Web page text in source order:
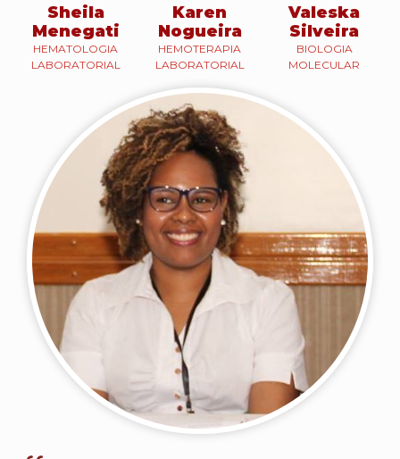
convidada a ser
docente no
CEUNSP, em
Itu.
Sheila
Menegati
HEMATOLOGIA
LABORATORIAL
atualmente, sou
docente do
IPESSP e
também em
outras
instituições.
Karen
Nogueira
HEMOTERAPIA
LABORATORIAL
Hemoterapia e
Biologia
Molecular que
me ajudaram a
profissional e a
prestar um bom
serviço.
Valeska
Silveira
BIOLOGIA
MOLECULAR